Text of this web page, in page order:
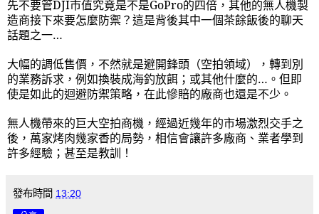
先不要管DJI市值究竟是不是GoPro的四倍，其他的無人機製
造商接下來要怎麼防禦？這是背後其中一個茶餘飯後的聊天
話題之一…
大幅的調低售價，不然就是避開鋒頭（空拍領域），轉到別
的業務訴求，例如換裝成海釣放餌；或其他什麼的…。但即
使是如此的迴避防禦策略，在此慘賠的廠商也還是不少。
無人機帶來的巨大空拍商機，經過近幾年的市場激烈交手之
後，萬家烤肉幾家香的局勢，相信會讓許多廠商、業者學到
許多經驗；甚至是教訓！
發布時間 13:20